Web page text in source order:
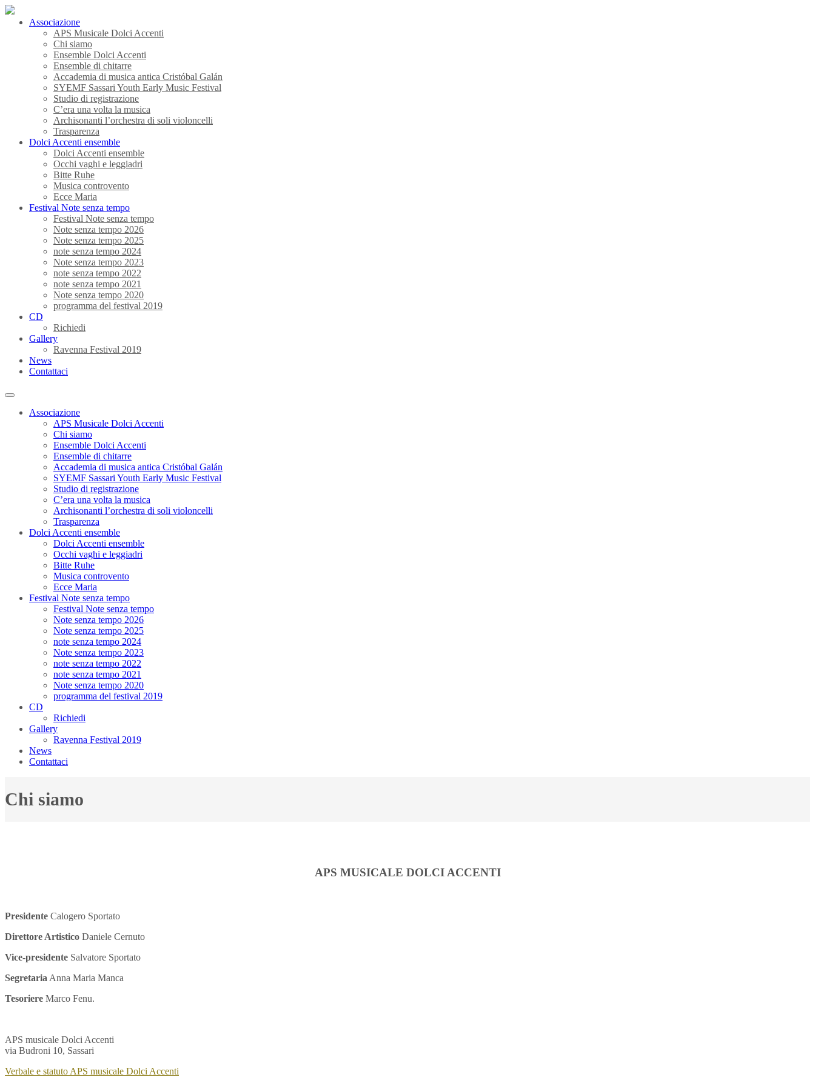
Associazione
APS Musicale Dolci Accenti
Chi siamo
Ensemble Dolci Accenti
Ensemble di chitarre
Accademia di musica antica Cristóbal Galán
SYEMF Sassari Youth Early Music Festival
Studio di registrazione
C’era una volta la musica
Archisonanti l’orchestra di soli violoncelli
Trasparenza
Dolci Accenti ensemble
Dolci Accenti ensemble
Occhi vaghi e leggiadri
Bitte Ruhe
Musica controvento
Ecce Maria
Festival Note senza tempo
Festival Note senza tempo
Note senza tempo 2026
Note senza tempo 2025
note senza tempo 2024
Note senza tempo 2023
note senza tempo 2022
note senza tempo 2021
Note senza tempo 2020
programma del festival 2019
CD
Richiedi
Gallery
Ravenna Festival 2019
News
Contattaci
Associazione
APS Musicale Dolci Accenti
Chi siamo
Ensemble Dolci Accenti
Ensemble di chitarre
Accademia di musica antica Cristóbal Galán
SYEMF Sassari Youth Early Music Festival
Studio di registrazione
C’era una volta la musica
Archisonanti l’orchestra di soli violoncelli
Trasparenza
Dolci Accenti ensemble
Dolci Accenti ensemble
Occhi vaghi e leggiadri
Bitte Ruhe
Musica controvento
Ecce Maria
Festival Note senza tempo
Festival Note senza tempo
Note senza tempo 2026
Note senza tempo 2025
note senza tempo 2024
Note senza tempo 2023
note senza tempo 2022
note senza tempo 2021
Note senza tempo 2020
programma del festival 2019
CD
Richiedi
Gallery
Ravenna Festival 2019
News
Contattaci
Chi siamo
APS MUSICALE DOLCI ACCENTI
Presidente Calogero Sportato
Direttore Artistico Daniele Cernuto
Vice-presidente Salvatore Sportato
SegretariaAnna Maria Manca
Tesoriere Marco Fenu.
APS musicale Dolci Accenti
via Budroni 10, Sassari
Verbale e statuto APS musicale Dolci Accenti